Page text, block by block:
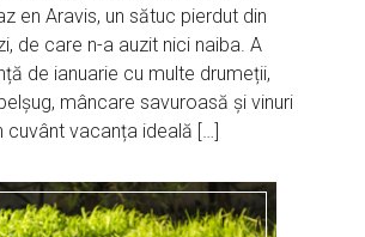
en Aravis, un sătuc pierdut din
de care n-a auzit nici naiba. A
de ianuarie cu multe drumeții,
mâncare savuroasă și vinuri
cuvânt vacanța ideală […]